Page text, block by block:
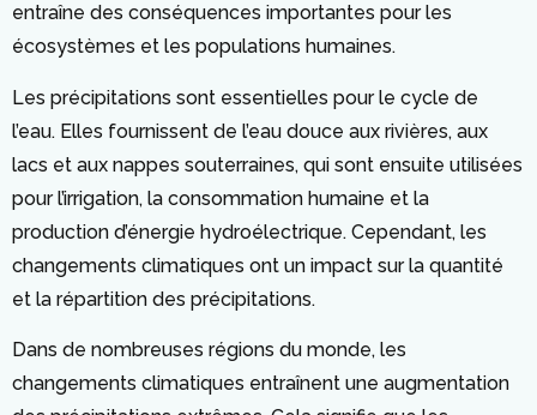
entraîne des conséquences importantes pour les
écosystèmes et les populations humaines.
Les précipitations sont essentielles pour le cycle de
l’eau. Elles fournissent de l’eau douce aux rivières, aux
lacs et aux nappes souterraines, qui sont ensuite utilisées
pour l’irrigation, la consommation humaine et la
production d’énergie hydroélectrique. Cependant, les
changements climatiques ont un impact sur la quantité
et la répartition des précipitations.
Dans de nombreuses régions du monde, les
changements climatiques entraînent une augmentation